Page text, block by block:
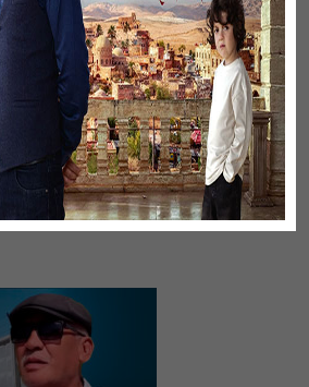
закроют ли угольные шахты?